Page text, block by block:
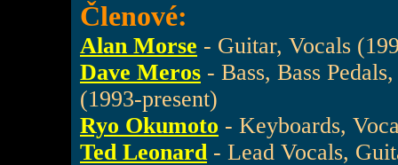
Členové:
Alan Morse - Guitar, Vocals
Dave Meros - Bass, Bass
(1993-present)
Ryo Okumoto - Keyboards,
Ted Leonard- Lead Vocals,